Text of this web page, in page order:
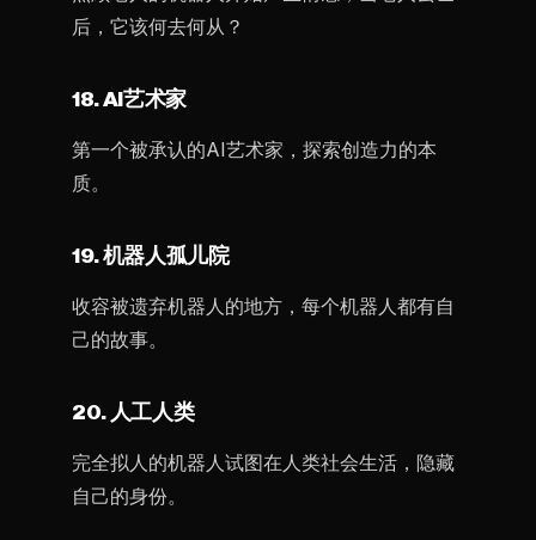
后，它该何去何从？
18. AI艺术家
第一个被承认的AI艺术家，探索创造力的本
质。
19. 机器人孤儿院
收容被遗弃机器人的地方，每个机器人都有自
己的故事。
20. 人工人类
完全拟人的机器人试图在人类社会生活，隐藏
自己的身份。